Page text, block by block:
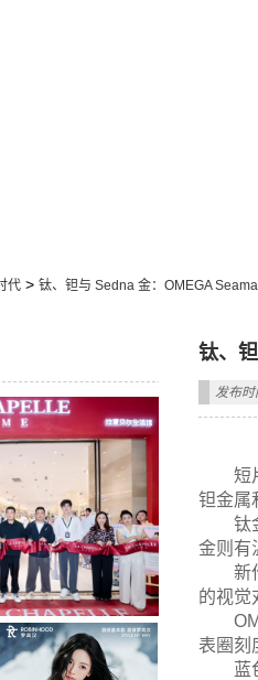
代> 钛、钽与 Sedna 金：OMEGA
钛、
发布
短
钽金属
钛
金则有
新
的视觉
表圈刻
蓝